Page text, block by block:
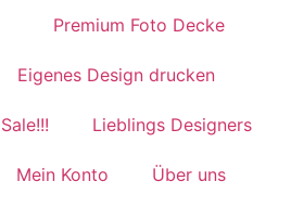
Premium Foto Decke
Eigenes Design drucken
Sale!!! Lieblings Designers
Mein Konto Über uns